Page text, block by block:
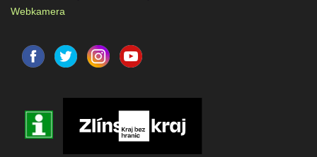
Webkamera